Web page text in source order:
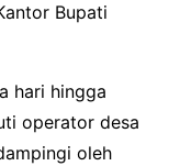
Bupati
hari hingga
operator desa
oleh